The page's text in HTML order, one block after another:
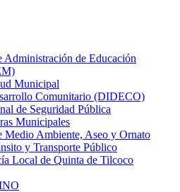
Administración de Educación
Municipal
Comunitario (DIDECO)
de Seguridad Pública
Municipales
Medio Ambiente, Aseo y Ornato
y Transporte Público
Local de Quinta de Tilcoco